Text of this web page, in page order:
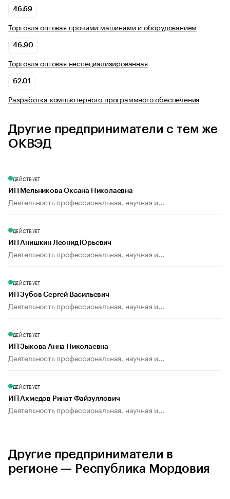
46.69
Торговля оптовая прочими машинами и оборудованием
46.90
Торговля оптовая неспециализированная
62.01
Разработка компьютерного программного обеспечения
Другие предприниматели с тем же
ОКВЭД
ДЕЙСТВУЕТ
ИП Мельникова Оксана Николаевна
Деятельность профессиональная, научная и...
ДЕЙСТВУЕТ
ИП Анишкин Леонид Юрьевич
Деятельность профессиональная, научная и...
ДЕЙСТВУЕТ
ИП Зубов Сергей Васильевич
Деятельность профессиональная, научная и...
ДЕЙСТВУЕТ
ИП Зыкова Анна Николаевна
Деятельность профессиональная, научная и...
ДЕЙСТВУЕТ
ИП Ахмедов Ринат Файзуллович
Деятельность профессиональная, научная и...
Другие предприниматели в
регионе — Республика Мордовия